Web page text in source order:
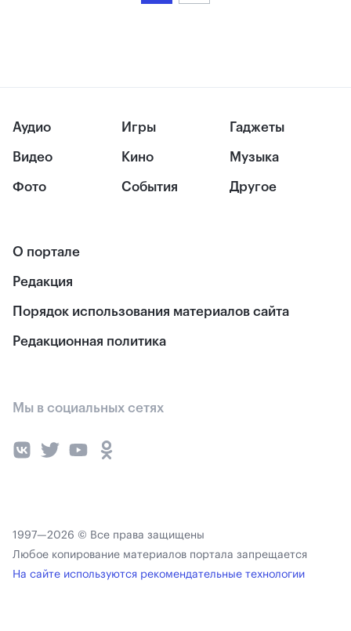
Аудио
Видео
Фото
Игры
Кино
События
Гаджеты
Музыка
Другое
О портале
Редакция
Порядок использования материалов сайта
Редакционная политика
Мы в социальных сетях
1997—2026 © Все права защищены
Любое копирование материалов портала запрещается
На сайте используются рекомендательные технологии